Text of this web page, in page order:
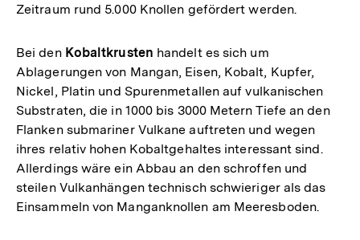
Zeitraum rund 5.000 Knollen gefördert werden.
Bei den Kobaltkrusten handelt es sich um
Ablagerungen von Mangan, Eisen, Kobalt, Kupfer,
Nickel, Platin und Spurenmetallen auf vulkanischen
Substraten, die in 1000 bis 3000 Metern Tiefe an den
Flanken submariner Vulkane auftreten und wegen
ihres relativ hohen Kobaltgehaltes interessant sind.
Allerdings wäre ein Abbau an den schroffen und
steilen Vulkanhängen technisch schwieriger als das
Einsammeln von Manganknollen am Meeresboden.